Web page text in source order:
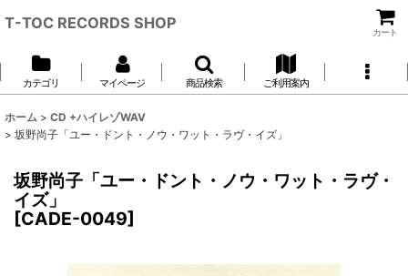
T-TOC RECORDS SHOP
カート
カテゴリ マイページ 商品検索 ご利用案内
ホーム > CD +ハイレゾWAV
> 坂野尚子「ユー・ドント・ノウ・ワット・ラヴ・イズ」
坂野尚子「ユー・ドント・ノウ・ワット・ラヴ・
イズ」
[CADE-0049]